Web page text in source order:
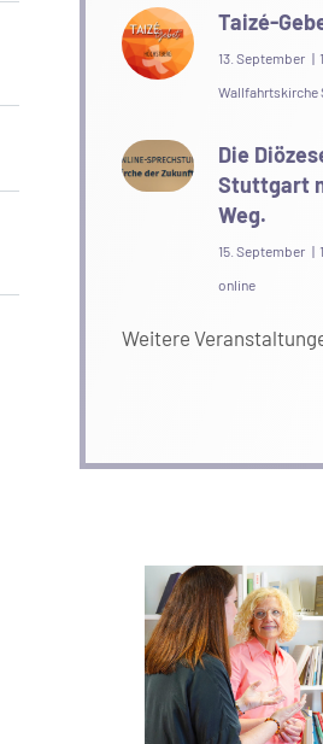
Taizé-
13. September |
Wallfahrtskirche
Die
Stuttgart
Weg.
15. September |
online
Weitere